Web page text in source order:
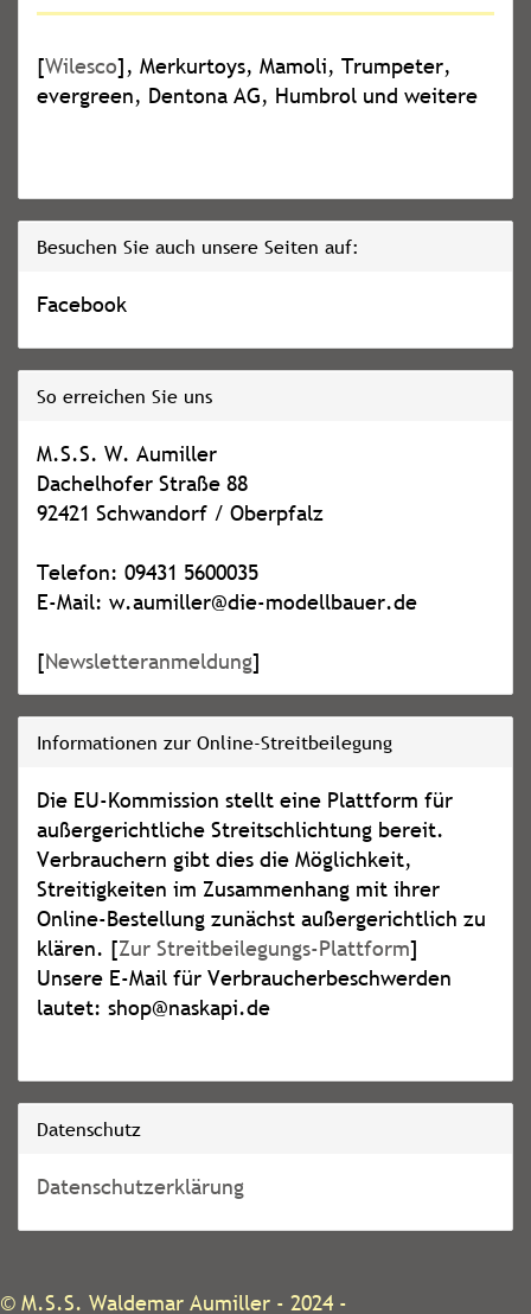
[Wilesco], Merkurtoys, Mamoli, Trumpeter,
evergreen, Dentona AG, Humbrol und weitere
Besuchen Sie auch unsere Seiten auf:
Facebook
So erreichen Sie uns
M.S.S. W. Aumiller
Dachelhofer Straße 88
92421 Schwandorf / Oberpfalz
Telefon: 09431 5600035
E-Mail: w.aumiller@die-modellbauer.de
[Newsletteranmeldung]
Informationen zur Online-Streitbeilegung
Die EU-Kommission stellt eine Plattform für
außergerichtliche Streitschlichtung bereit.
Verbrauchern gibt dies die Möglichkeit,
Streitigkeiten im Zusammenhang mit ihrer
Online-Bestellung zunächst außergerichtlich zu
klären. [Zur Streitbeilegungs-Plattform]
Unsere E-Mail für Verbraucherbeschwerden
lautet: shop@naskapi.de
Datenschutz
Datenschutzerklärung
© M.S.S. Waldemar Aumiller - 2024 -